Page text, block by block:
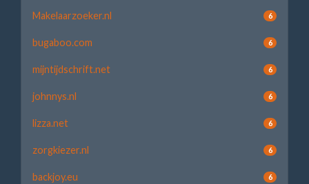
Makelaarzoeker.nl 6
bugaboo.com 6
mijntijdschrift.net 6
johnnys.nl 6
lizza.net 6
zorgkiezer.nl 6
backjoy.eu 6